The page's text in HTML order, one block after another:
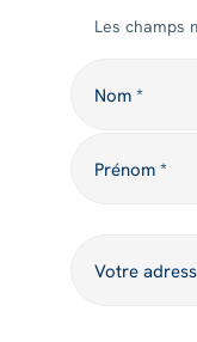
Les champs
Nom *
Prénom *
Votre